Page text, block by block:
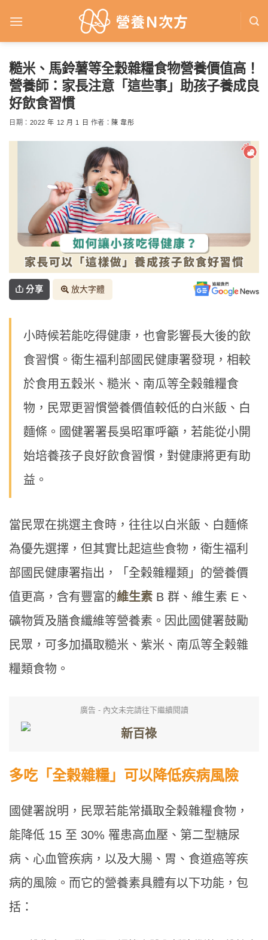
糙米、馬鈴薯等全穀雜糧食物營養價值高！
營養師：家長注意「這些事」助孩子養成良
好飲食習慣
日期： 2022 年 12 月 1 日 作者： 陳 韋彤
分享 放大字體
小時候若能吃得健康，也會影響長大後的飲
食習慣。衛生福利部國民健康署發現，相較
於食用五穀米、糙米、南瓜等全榖雜糧食
物，民眾更習慣營養價值較低的白米飯、白
麵條。國健署署長吳昭軍呼籲，若能從小開
始培養孩子良好飲食習慣，對健康將更有助
益。
當民眾在挑選主食時，往往以白米飯、白麵條
為優先選擇，但其實比起這些食物，衛生福利
部國民健康署指出，「全榖雜糧類」的營養價
值更高，含有豐富的維生素 B 群、維生素 E、
礦物質及膳食纖維等營養素。因此國健署鼓勵
民眾，可多加攝取糙米、紫米、南瓜等全榖雜
糧類食物。
廣告 - 內文未完請往下繼續閱讀
多吃「全榖雜糧」可以降低疾病風險
國健署說明，民眾若能常攝取全榖雜糧食物，
能降低 15 至 30% 罹患高血壓、第二型糖尿
病、心血管疾病，以及大腸、胃、食道癌等疾
病的風險。而它的營養素具體有以下功能，包
括：